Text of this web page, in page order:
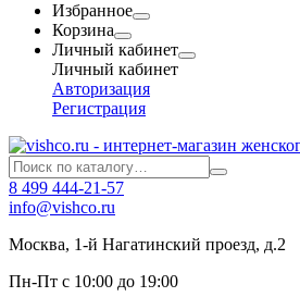
Избранное
Корзина
Личный кабинет
Личный кабинет
Авторизация
Регистрация
8 499 444-21-57
info@vishco.ru
Москва, 1-й Нагатинский проезд, д.2
Пн-Пт с 10:00 до 19:00